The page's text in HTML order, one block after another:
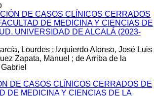
DE CASOS CLÍNICOS CERRADOS
DE MEDICINA Y CIENCIAS DE
UNIVERSIDAD DE ALCALÁ (2023-
Lourdes ; Izquierdo Alonso, José Luis
Zapata, Manuel ; de Arriba de la